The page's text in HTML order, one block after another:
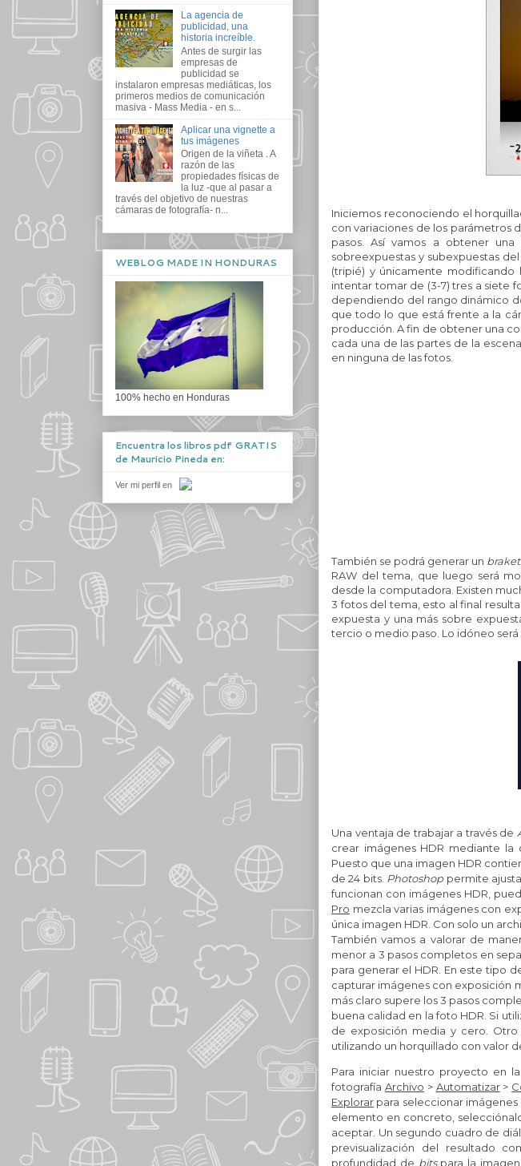
Iniciemos reconociendo el
con variaciones de los parámetros
pasos. Así vamos a obtener
sobreexpuestas y subexpuestas
(tripié) y únicamente
intentar tomar de (3-7)tres a siete
dependiendo del rango dinámico
que todo lo que está frente a la
producción. A fin de obtener una
cada una de las partes de la
en ninguna de las fotos.
También se podrá generar un
RAW del tema, que luego será
desde la computadora. Existen
3 fotos del tema, esto al final
expuesta y una más sobre
tercio o medio paso. Lo idóneo
Una ventaja de trabajar a través de
crear imágenes HDR mediante la
Puesto que una imagen HDR
de 24 bits. Photoshoppermite
funcionan con imágenes HDR,
Pro mezcla varias imágenes con
única imagen HDR. Con solo un
También vamos a valorar de
menor a 3 pasos completos en
para generar el HDR. En este tipo
capturar imágenes con exposición
más claro supere los 3 pasos
buena calidad en la foto HDR. Si
de exposición media y cero.
utilizando un horquillado con valor
Para iniciar nuestro proyecto en
fotografía Archivo > Automatizar>
Explorar para seleccionar imágenes
elemento en concreto,
aceptar. Un segundo cuadro de
previsualización del resultado
profundidad de bitspara la imagen
La agencia de
publicidad, una
historia increíble.
Antes de surgir las
empresas de
publicidad se
instalaron empresas mediáticas, los
primeros medios de comunicación
masiva - Mass Media - en s...
Aplicar una vignette a
tus imágenes
Origen de la viñeta . A
razón de las
propiedades físicas de
la luz -que al pasar a
través del objetivo de nuestras
cámaras de fotografía- n...
WEBLOG MADE IN HONDURAS
100% hecho en Honduras
Encuentra los libros pdf GRATIS
de Mauricio Pineda en:
Ver mi perfil en